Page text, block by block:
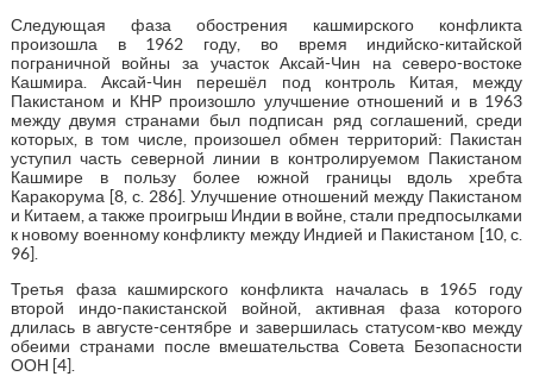
Следующая фаза обострения кашмирского конфликта
произошла в 1962 году, во время индийско-китайской
пограничной войны за участок Аксай-Чин на северо-востоке
Кашмира. Аксай-Чин перешёл под контроль Китая, между
Пакистаном и КНР произошло улучшение отношений и в 1963
между двумя странами был подписан ряд соглашений, среди
которых, в том числе, произошел обмен территорий: Пакистан
уступил часть северной линии в контролируемом Пакистаном
Кашмире в пользу более южной границы вдоль хребта
Каракорума [8, с. 286]. Улучшение отношений между Пакистаном
и Китаем, а также проигрыш Индии в войне, стали предпосылками
к новому военному конфликту между Индией и Пакистаном [10, с.
96].
Третья фаза кашмирского конфликта началась в 1965 году
второй индо-пакистанской войной, активная фаза которого
длилась в августе-сентябре и завершилась статусом-кво между
обеими странами после вмешательства Совета Безопасности
ООН [4].